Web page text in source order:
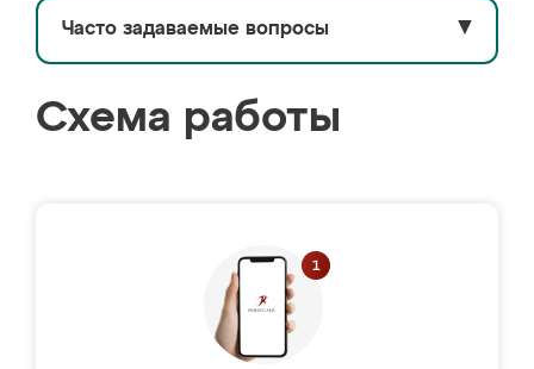
Часто задаваемые вопросы ▼
Схема работы